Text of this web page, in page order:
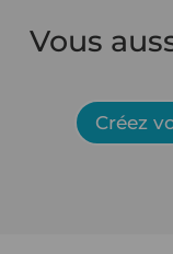
Vous
Créez